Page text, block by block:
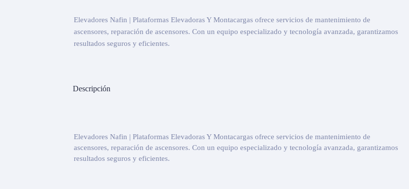
Elevadores Nafin | Plataformas Elevadoras Y Montacargas ofrece servicios de mantenimiento de
ascensores, reparación de ascensores. Con un equipo especializado y tecnología avanzada, garantizamos
resultados seguros y eficientes.
Descripción
Elevadores Nafin | Plataformas Elevadoras Y Montacargas ofrece servicios de mantenimiento de
ascensores, reparación de ascensores. Con un equipo especializado y tecnología avanzada, garantizamos
resultados seguros y eficientes.